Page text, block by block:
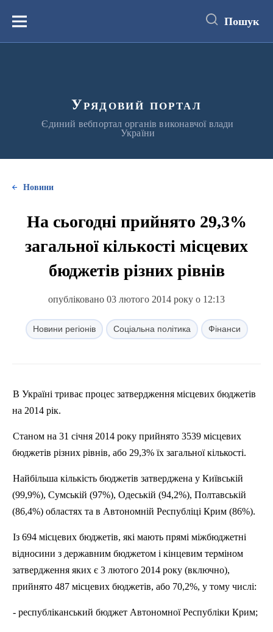
вмістуМеню Пошук
Урядовий портал
Єдиний вебпортал органів виконавчої влади
України
Новини
На сьогодні прийнято 29,3%
загальної кількості місцевих
бюджетів різних рівнів
опубліковано 03 лютого 2014 року о 12:13
Новини регіонів Соціальна політика Фінанси
В Україні триває процес затвердження місцевих бюджетів
на 2014 рік.
Станом на 31 січня 2014 року прийнято 3539 місцевих
бюджетів різних рівнів, або 29,3% їх загальної кількості.
Найбільша кількість бюджетів затверджена у Київській
(99,9%), Сумській (97%), Одеській (94,2%), Полтавській
(86,4%) областях та в Автономній Республіці Крим (86%).
Із 694 місцевих бюджетів, які мають прямі міжбюджетні
відносини з державним бюджетом і кінцевим терміном
затвердження яких є 3 лютого 2014 року (включно),
прийнято 487 місцевих бюджетів, або 70,2%, у тому числі:
- республіканський бюджет Автономної Республіки Крим;